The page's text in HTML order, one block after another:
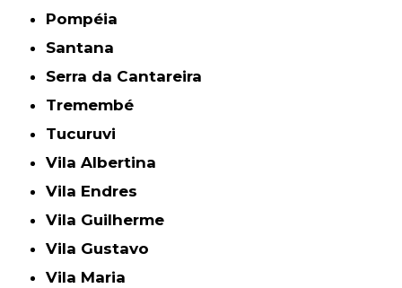
Pompéia
Santana
Serra da Cantareira
Tremembé
Tucuruvi
Vila Albertina
Vila Endres
Vila Guilherme
Vila Gustavo
Vila Maria